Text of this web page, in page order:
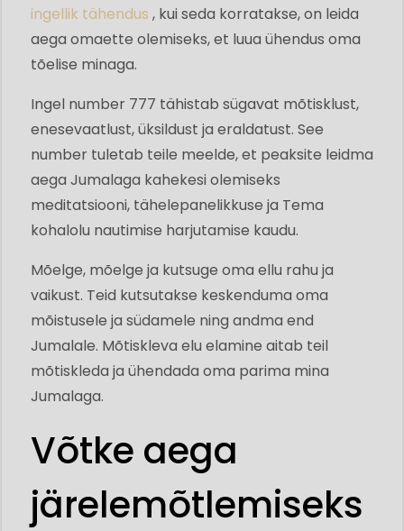
ingellik tähendus , kui seda korratakse, on leida
aega omaette olemiseks, et luua ühendus oma
tõelise minaga.
Ingel number 777 tähistab sügavat mõtisklust,
enesevaatlust, üksildust ja eraldatust. See
number tuletab teile meelde, et peaksite leidma
aega Jumalaga kahekesi olemiseks
meditatsiooni, tähelepanelikkuse ja Tema
kohalolu nautimise harjutamise kaudu.
Mõelge, mõelge ja kutsuge oma ellu rahu ja
vaikust. Teid kutsutakse keskenduma oma
mõistusele ja südamele ning andma end
Jumalale. Mõtiskleva elu elamine aitab teil
mõtiskleda ja ühendada oma parima mina
Jumalaga.
Võtke aega
järelemõtlemiseks